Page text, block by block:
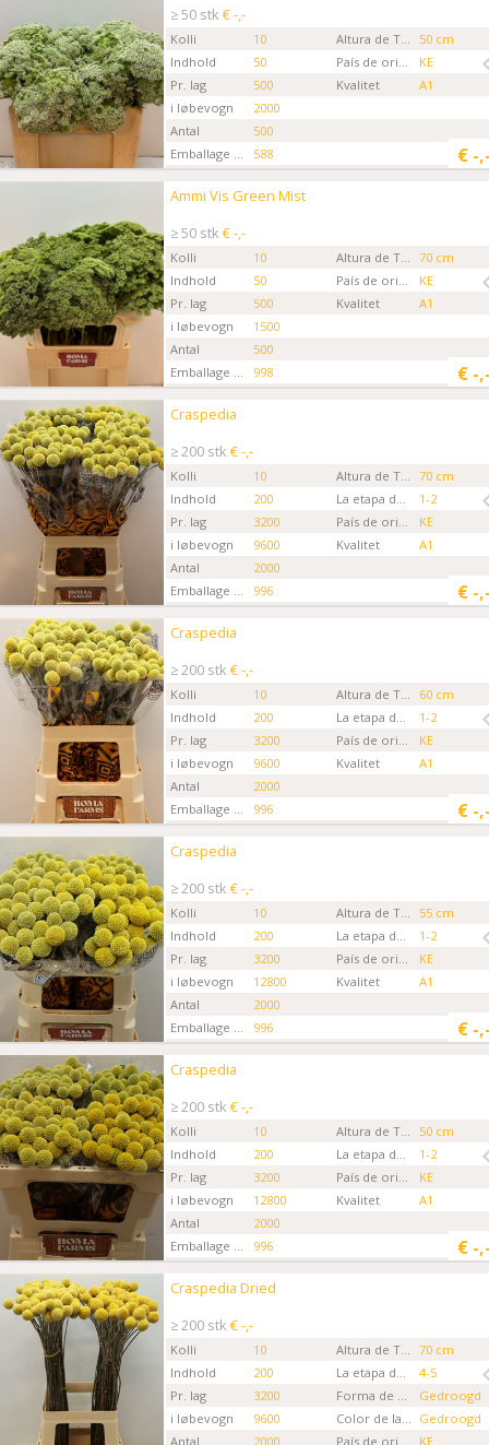
≥ 50 stk € -,-
Kolli 10 Altura de Tallo
50 cm
Indhold
50
KE
Pr. lag
500 Kvalitet
A1
i løbevogn
2000
Antal
500
588
€ -
Kies eerst een ordertype.
Ammi Vis Green Mist
≥ 50 stk € -,-
Kolli 10 Altura de Tallo
70 cm
Indhold
50
KE
Pr. lag
500 Kvalitet
A1
i løbevogn
1500
Antal
500
998
€ -
Ammi Vis Green Mist
Kies eerst een ordertype.
Craspedia
≥ 200 stk € -,-
Kolli 10 Altura de Tallo
70 cm
Indhold
200
1-2
Pr. lag
3200
KE
i løbevogn
9600 Kvalitet
A1
Antal
2000
996
€ -
Craspedia
Kies eerst een ordertype.
Craspedia
≥ 200 stk € -,-
Kolli 10 Altura de Tallo
60 cm
Indhold
200
1-2
Pr. lag
3200
KE
i løbevogn
9600 Kvalitet
A1
Antal
2000
996
€ -
Craspedia
Kies eerst een ordertype.
Craspedia
≥ 200 stk € -,-
Kolli 10 Altura de Tallo
55 cm
Indhold
200
1-2
Pr. lag
3200
KE
i løbevogn
12800 Kvalitet
A1
Antal
2000
996
€ -
Craspedia
Kies eerst een ordertype.
Craspedia
≥ 200 stk € -,-
Kolli 10 Altura de Tallo
50 cm
Indhold
200
1-2
Pr. lag
3200
KE
i løbevogn
12800 Kvalitet
A1
Antal
2000
996
€ -
Craspedia
Kies eerst een ordertype.
Craspedia Dried
≥ 200 stk € -,-
Kolli 10 Altura de Tallo
70 cm
Indhold
200
4-5
Pr. lag
3200
Gedroogd
i løbevogn
9600
Gedroogd
Antal
2000 KE
Craspedia Dried
Kies eerst een ordertype.